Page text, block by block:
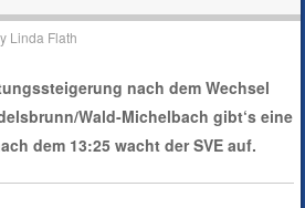
Linda Flath
nach dem Wechsel
Wald-Michelbach gibt‘s eine
dem 13:25 wacht der SVE auf.